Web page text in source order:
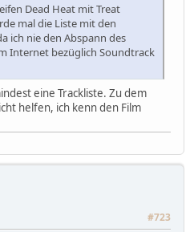
Dead Heat mit Treat
mal die Liste mit den
ich nie den Abspann des
Internet bezüglich Soundtrack
eine Trackliste. Zu dem
helfen, ich kenn den Film
#723